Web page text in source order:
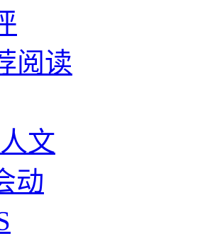
阅读